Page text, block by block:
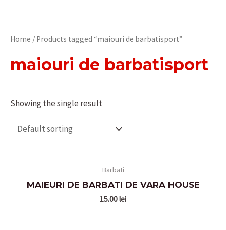
Home / Products tagged “maiouri de barbatisport”
maiouri de barbatisport
Showing the single result
Barbati
MAIEURI DE BARBATI DE VARA HOUSE
15.00lei